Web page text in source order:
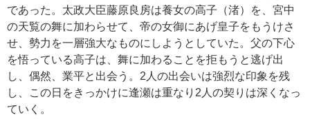
であった。太政大臣藤原良房は養女の高子（渚）を、宮中
の天覧の舞に加わらせて、帝の女御にあげ皇子をもうけさ
せ、勢力を一層強大なものにしようとしていた。父の下心
を悟っている高子は、舞に加わることを拒もうと逃げ出
し、偶然、業平と出会う。2人の出会いは強烈な印象を残
し、この日をきっかけに逢瀬は重なり2人の契りは深くなっ
ていく。